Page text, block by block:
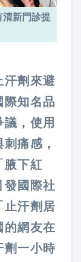
清新門診提
汗劑來避
際知名品
，使用
痛感，
腋下紅
發國際社
止汗劑居
的網友在
劑一小時